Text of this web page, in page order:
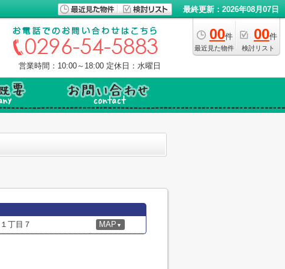
最終更新：2026年08月07日
00件
最近見た物件
00件
検討リスト
営業時間：10:00～18:00 定休日：水曜日
丁目７ MAP ▼